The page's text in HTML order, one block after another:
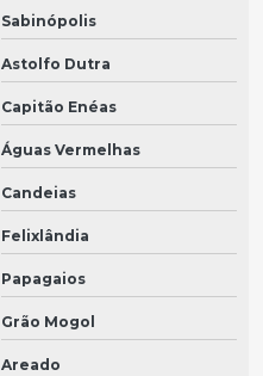
Sabinópolis
Astolfo Dutra
Capitão Enéas
Águas Vermelhas
Candeias
Felixlândia
Papagaios
Grão Mogol
Areado